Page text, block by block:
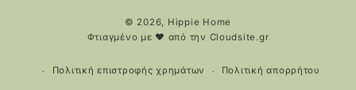
πληρωμής
© 2026, Hippie Home
Φτιαγμένο με ❤️ από την Cloudsite.gr
Πολιτική επιστροφής χρημάτων Πολιτική απορρήτου